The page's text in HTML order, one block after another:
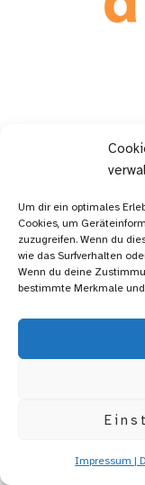
Um dir ein optimales
Cookies, um
zuzugreifen. Wenn du
wie das Surfverhalten
Wenn du deine
bestimmte Merkmale
Impressum |